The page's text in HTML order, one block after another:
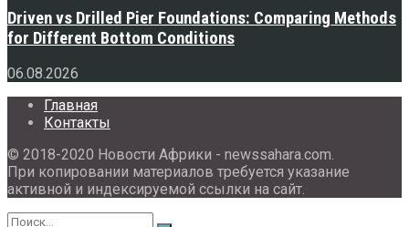
Driven vs Drilled Pier Foundations: Comparing Methods
for Different Bottom Conditions
06.08.2026
Главная
Контакты
© 2018-2020 Новости Африки - newssahara.com.
При копировании материалов требуется указание
активной и индексируемой ссылки на сайт.